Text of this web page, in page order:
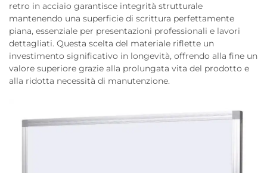
retro in acciaio garantisce integrità strutturale
mantenendo una superficie di scrittura perfettamente
piana, essenziale per presentazioni professionali e lavori
dettagliati. Questa scelta del materiale riflette un
investimento significativo in longevità, offrendo alla fine un
valore superiore grazie alla prolungata vita del prodotto e
alla ridotta necessità di manutenzione.